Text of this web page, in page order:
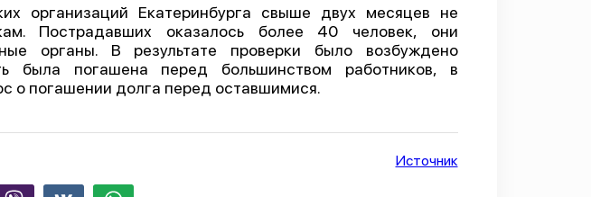
организаций Екатеринбурга свыше двух месяцев не
Пострадавших оказалось более 40 человек, они
органы. В результате проверки было возбуждено
была погашена перед большинством работников, в
о погашении долга перед оставшимися.
Источник